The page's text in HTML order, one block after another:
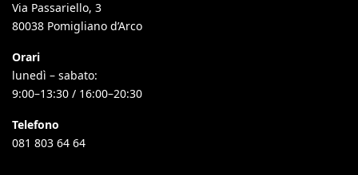
Via Passariello, 3
80038 Pomigliano d’Arco
Orari
lunedì – sabato:
9:00–13:30 / 16:00–20:30
Telefono
081 803 64 64